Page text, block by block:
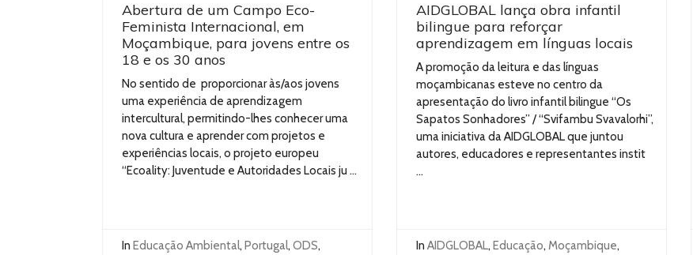
Abertura de um Campo Eco-
Feminista Internacional, em
Moçambique, para jovens entre os
18 e os 30 anos
No sentido de proporcionar às/aos jovens
uma experiência de aprendizagem
intercultural, permitindo-lhes conhecer uma
nova cultura e aprender com projetos e
experiências locais, o projeto europeu
“Ecoality: Juventude e Autoridades Locais ju ...
In Educação Ambiental, Portugal, ODS,
AIDGLOBAL lança obra infantil
bilingue para reforçar
aprendizagem em línguas locais
A promoção da leitura e das línguas
moçambicanas esteve no centro da
apresentação do livro infantil bilingue “Os
Sapatos Sonhadores” / “Svifambu Svavalorhi”,
uma iniciativa da AIDGLOBAL que juntou
autores, educadores e representantes instit
...
In AIDGLOBAL, Educação, Moçambique,